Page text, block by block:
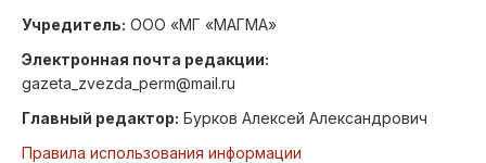
Учредитель: ООО «МГ «МАГМА»
Электронная почта редакции:
gazeta_zvezda_perm@mail.ru
Главный редактор: Бурков Алексей Александрович
Правила использования информации